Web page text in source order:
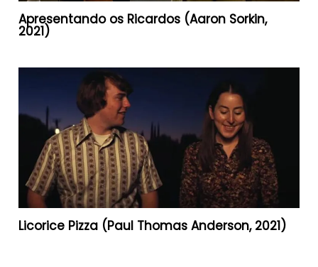
Apresentando os Ricardos (Aaron Sorkin,
2021)
Licorice Pizza (Paul Thomas Anderson, 2021)